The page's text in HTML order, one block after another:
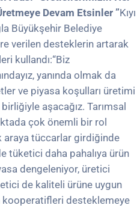
Devam Etsinler ”Kıyı
Büyükşehir Belediye
verilen desteklerin artarak
kullandı:“Biz
yanında olmak da
ve piyasa koşulları üretimi
aşacağız. Tarımsal
çok önemli bir rol
araya tüccarlar girdiğinde
tüketici daha pahalıya ürün
dengeleniyor, üretici
de kaliteli ürüne uygun
kooperatifleri desteklemeye